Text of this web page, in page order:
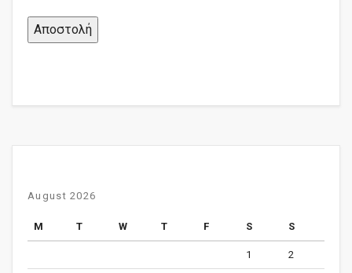
August 2026
M T W T F S S
1 2